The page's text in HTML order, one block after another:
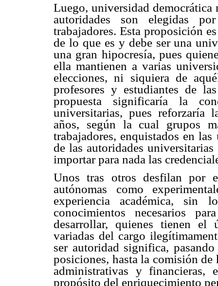
Luego, universidad
autoridades son elegidas
trabajadores. Esta proposición
de lo que es y debe ser una
una gran hipocresía, pues
ella mantienen a varias
elecciones, ni siquiera de
profesores y estudiantes de
propuesta significaría la
universitarias, pues reforzaría
años, según la cual grupos
trabajadores, enquistados en
de las autoridades
importar para nada las
Unos tras otros desfilan por
autónomas como
experiencia académica,
conocimientos necesarios
desarrollar, quienes tienen
variadas del cargo
ser autoridad significa,
posiciones, hasta la comisión de
administrativas y
propósito del enriquecimiento